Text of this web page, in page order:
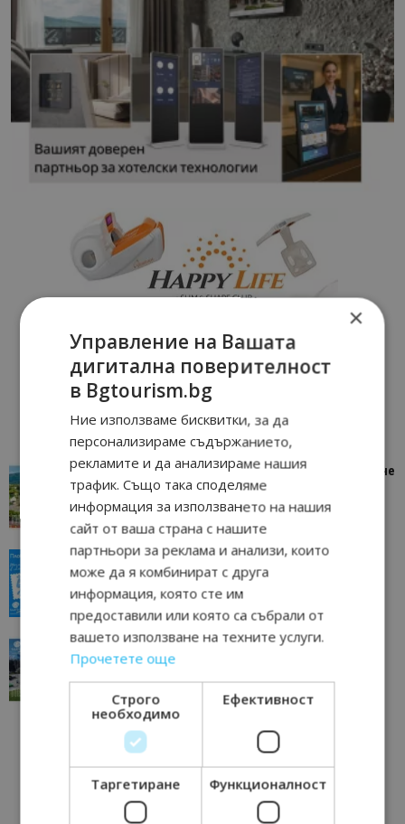
“Пощенска картичка от…”: Петрич – Изживяване
отвъд очакваното
Петрич 11/07/2026 11:22
“Пощенска картичка от…”: Пловдив, градът на
всички времена
Пловдив 23/06/2026 10:00
“Пощенска картичка от…”: Перник – град на
традициите, културата и вдъхновяващите...
Перник 17/06/2026 09:01
×
Управление на Вашата
дигитална поверителност
в Bgtourism.bg
Ние използваме бисквитки, за да
персонализираме съдържанието,
рекламите и да анализираме нашия
трафик. Също така споделяме
информация за използването на нашия
сайт от ваша страна с нашите
партньори за реклама и анализи, които
може да я комбинират с друга
информация, която сте им
предоставили или която са събрали от
вашето използване на техните услуги.
Прочетете още
Строго
необходимо
Ефективност
Таргетиране Функционалност